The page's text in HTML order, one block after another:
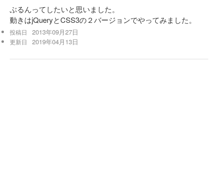
ぶるんってしたいと思いました。
動きはjQueryとCSS3の２バージョンでやってみました。
投稿日 2013年09月27日
更新日 2019年04月13日